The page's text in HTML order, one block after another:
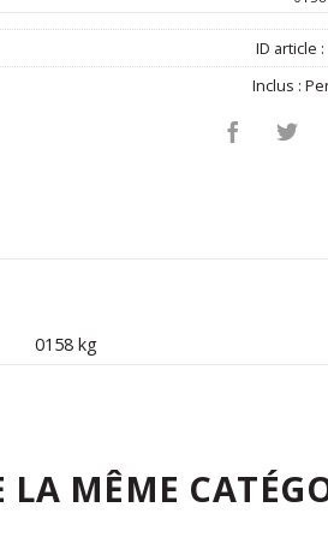
ID article :
Inclus :
0158 kg
LA MÊME